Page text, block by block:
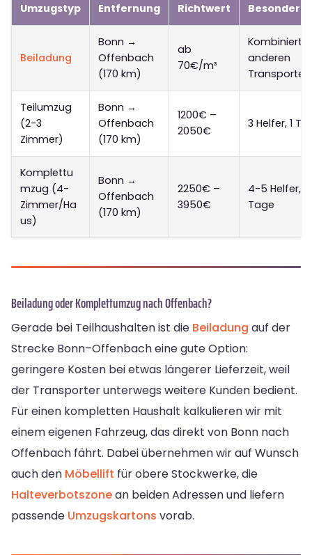
Umzugstyp Entfernung Richtwert
Beiladung
Bonn →
Offenbach
(170 km)
ab
70€/m³
Kombiniert
anderen
Transporten
Teilumzug
(2-3
Zimmer)
Bonn →
Offenbach
(170 km)
1200€ –
2050€
3 Helfer, 1
Komplettu
mzug (4-
Zimmer/Ha
us)
Bonn →
Offenbach
(170 km)
2250€ –
3950€
4-5 Helfer,
Tage
Beiladung oder Komplettumzug nach Offenbach?
Gerade bei Teilhaushalten ist die Beiladung auf der
Strecke Bonn–Offenbach eine gute Option:
geringere Kosten bei etwas längerer Lieferzeit, weil
der Transporter unterwegs weitere Kunden bedient.
Für einen kompletten Haushalt kalkulieren wir mit
einem eigenen Fahrzeug, das direkt von Bonn nach
Offenbach fährt. Dabei übernehmen wir auf Wunsch
auch den Möbellift für obere Stockwerke, die
Halteverbotszonean beiden Adressen und liefern
passende Umzugskartons vorab.